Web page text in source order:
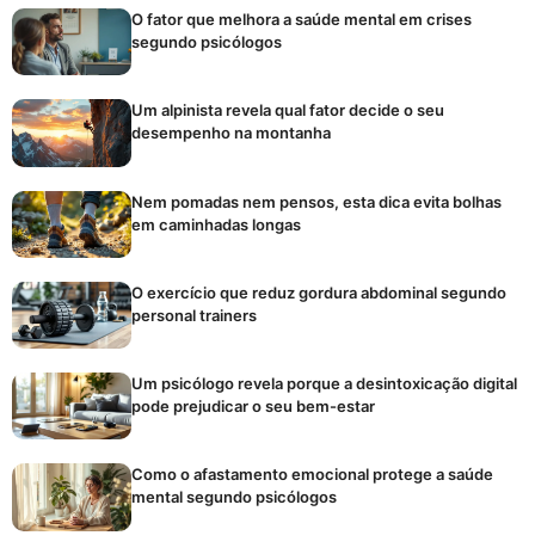
O fator que melhora a saúde mental em crises
segundo psicólogos
Um alpinista revela qual fator decide o seu
desempenho na montanha
Nem pomadas nem pensos, esta dica evita bolhas
em caminhadas longas
O exercício que reduz gordura abdominal segundo
personal trainers
Um psicólogo revela porque a desintoxicação digital
pode prejudicar o seu bem-estar
Como o afastamento emocional protege a saúde
mental segundo psicólogos